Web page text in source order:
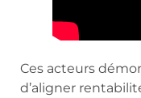
Ces acteurs
d’aligner